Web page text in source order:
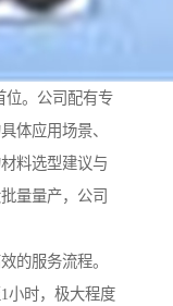
位。公司配有专
体应用场景、
料选型建议与
量量产，公司
的服务流程。
小时，极大程度